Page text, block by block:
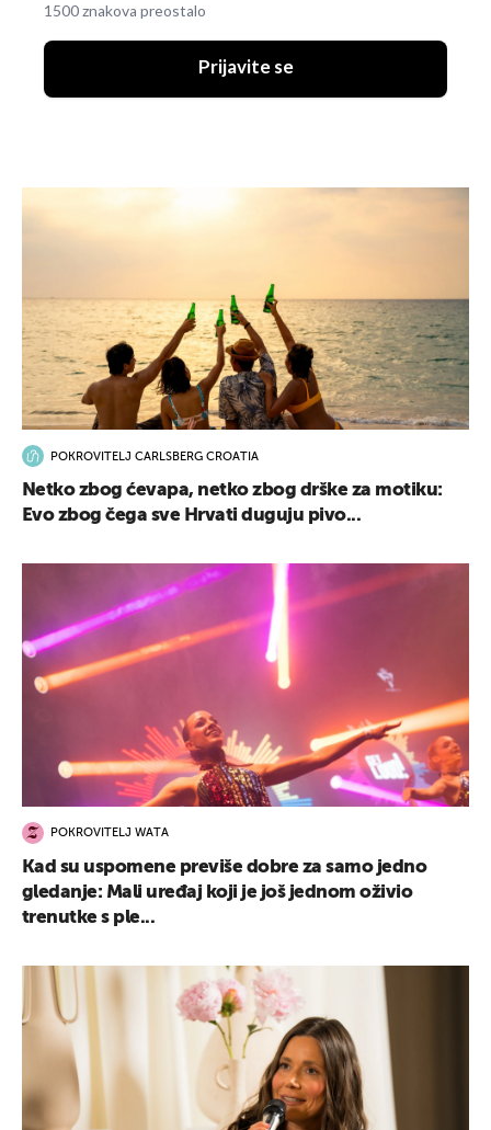
1500 znakova preostalo
Prijavite se
POKROVITELJ CARLSBERG CROATIA
Netko zbog ćevapa, netko zbog drške za motiku:
Evo zbog čega sve Hrvati duguju pivo...
POKROVITELJ WATA
Kad su uspomene previše dobre za samo jedno
gledanje: Mali uređaj koji je još jednom oživio
trenutke s ple...